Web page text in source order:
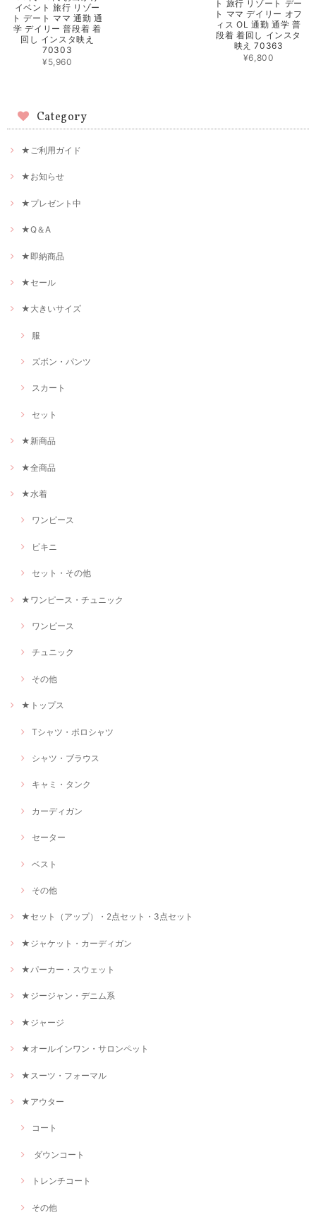
イベント 旅行 リゾー
ト デート ママ 通勤 通
学 デイリー 普段着 着
回し インスタ映え
70303
¥5,960
ト 旅行 リゾート デー
ト ママ デイリー オフ
ィス OL 通勤 通学 普
段着 着回し インスタ
映え 70363
¥6,800
Category
★ご利用ガイド
★お知らせ
★プレゼント中
★Q＆A
★即納商品
★セール
★大きいサイズ
服
ズボン・パンツ
スカート
セット
★新商品
★全商品
★水着
ワンピース
ビキニ
セット・その他
★ワンピース・チュニック
ワンピース
チュニック
その他
★トップス
Tシャツ・ポロシャツ
シャツ・ブラウス
キャミ・タンク
カーディガン
セーター
ベスト
その他
★セット（アップ）・2点セット・3点セット
★ジャケット・カーディガン
★パーカー・スウェット
★ジージャン・デニム系
★ジャージ
★オールインワン・サロンペット
★スーツ・フォーマル
★アウター
コート
ダウンコート
トレンチコート
その他